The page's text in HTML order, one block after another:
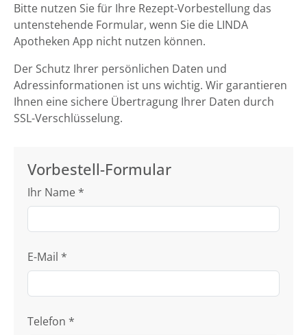
Bitte nutzen Sie für Ihre Rezept-Vorbestellung das
untenstehende Formular, wenn Sie die LINDA
Apotheken App nicht nutzen können.
Der Schutz Ihrer persönlichen Daten und
Adressinformationen ist uns wichtig. Wir garantieren
Ihnen eine sichere Übertragung Ihrer Daten durch
SSL-Verschlüsselung.
Vorbestell-Formular
Ihr Name *
E-Mail *
Telefon *